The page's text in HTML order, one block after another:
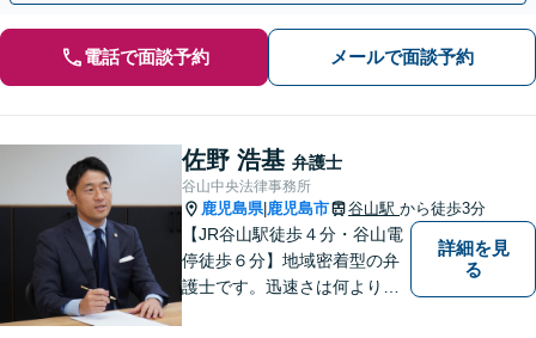
電話で面談予約 メールで面談予約
佐野 浩基 弁護士
谷山中央法律事務所
鹿児島県| 鹿児島市 谷山駅 から徒歩3分
【JR谷山駅徒歩４分・谷山電
停徒歩６分】地域密着型の弁
護士です。迅速さは何よりの
詳細を見
る